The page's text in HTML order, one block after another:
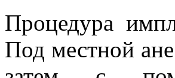
Процедура
Под местной